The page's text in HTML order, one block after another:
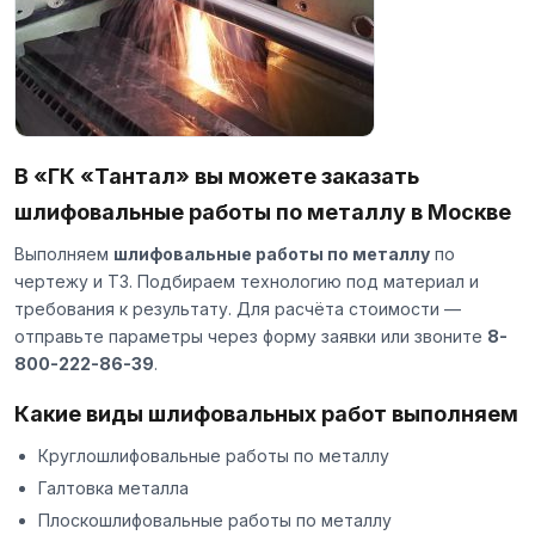
В «ГК «Тантал» вы можете заказать
шлифовальные работы по металлу в Москве
Выполняем шлифовальные работы по металлу по
чертежу и ТЗ. Подбираем технологию под материал и
требования к результату. Для расчёта стоимости —
отправьте параметры через форму заявки или звоните 8-
800-222-86-39.
Какие виды шлифовальных работ выполняем
Круглошлифовальные работы по металлу
Галтовка металла
Плоскошлифовальные работы по металлу